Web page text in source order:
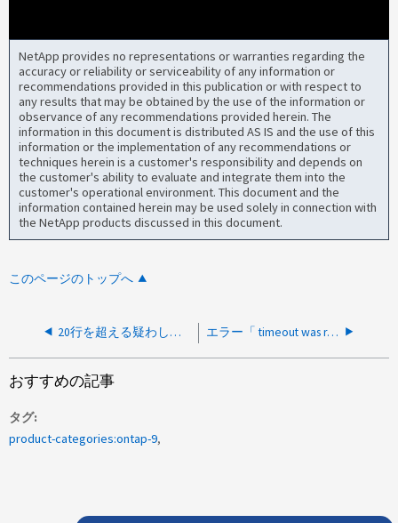
NetApp provides no representations or warranties regarding the
accuracy or reliability or serviceability of any information or
recommendations provided in this publication or with respect to
any results that may be obtained by the use of the information or
observance of any recommendations provided herein. The
information in this document is distributed AS IS and the use of this
information or the implementation of any recommendations or
techniques herein is a customer's responsibility and depends on
the customer's ability to evaluate and integrate them into the
customer's operational environment. This document and the
information contained herein may be used solely in connection with
the NetApp products discussed in this document.
このページのトップへ
20行を超える疑わしいファイルリストを表示できません エラー「 timeout was reached : operation too slow 」のため、 ONTAP イメージをノードにダウンロードできません。
おすすめの記事
タグ
product-categories:ontap-9